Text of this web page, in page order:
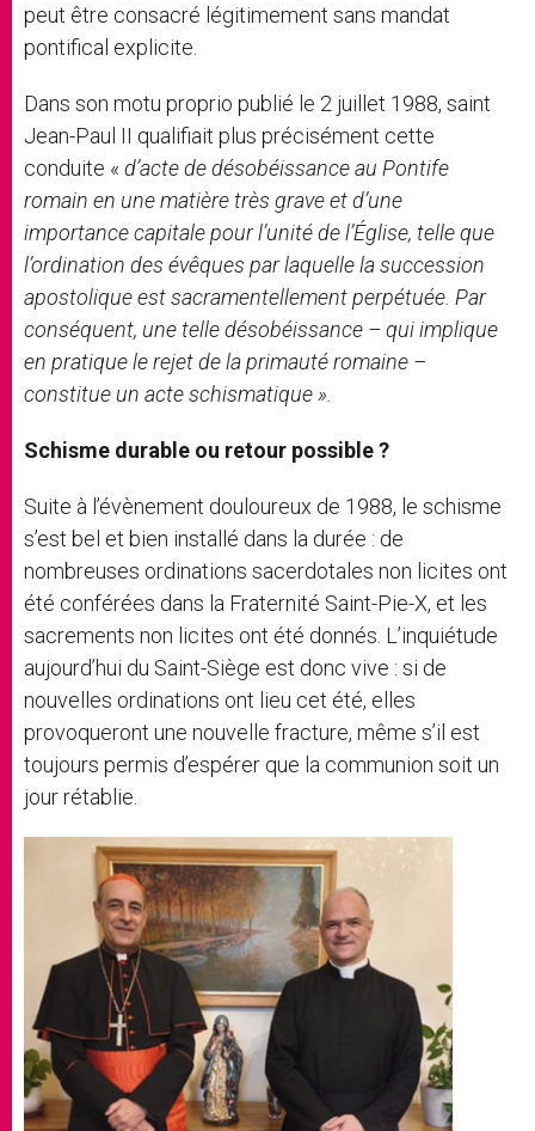
peut être consacré légitimement sans mandat
pontifical explicite.
Dans son motu proprio publié le 2 juillet 1988, saint
Jean-Paul II qualifiait plus précisément cette
conduite « d’acte de désobéissance au Pontife
romain en une matière très grave et d’une
importance capitale pour l’unité de l’Église, telle que
l’ordination des évêques par laquelle la succession
apostolique est sacramentellement perpétuée. Par
conséquent, une telle désobéissance – qui implique
en pratique le rejet de la primauté romaine –
constitue un acte schismatique ».
Schisme durable ou retour possible ?
Suite à l’évènement douloureux de 1988, le schisme
s’est bel et bien installé dans la durée : de
nombreuses ordinations sacerdotales non licites ont
été conférées dans la Fraternité Saint-Pie-X, et les
sacrements non licites ont été donnés. L’inquiétude
aujourd’hui du Saint-Siège est donc vive : si de
nouvelles ordinations ont lieu cet été, elles
provoqueront une nouvelle fracture, même s’il est
toujours permis d’espérer que la communion soit un
jour rétablie.